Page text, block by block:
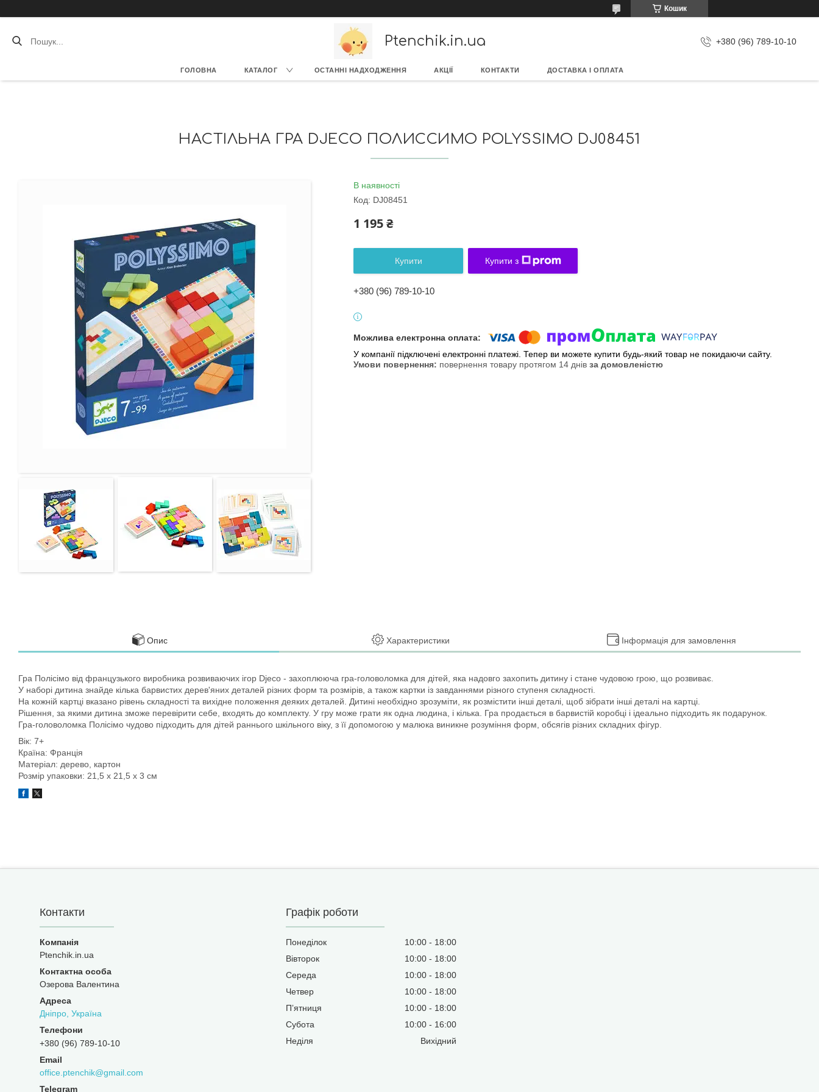
Кошик
Ptenchik.in.ua +380 (96) 789-10-10
ГОЛОВНА КАТАЛОГ ОСТАННІ НАДХОДЖЕННЯ АКЦІЇ КОНТАКТИ ДОСТАВКА І ОПЛАТА
НАСТІЛЬНА ГРА DJECO ПОЛИССИМО POLYSSIMO DJ08451
В наявності
Код: DJ08451
1 195 ₴
Купити Купити з
+380 (96) 789-10-10
У компанії підключені електронні платежі. Тепер ви можете купити будь-який товар не покидаючи сайту.
повернення товару протягом 14 днів за домовленістю
Опис Характеристики Інформація для замовлення
Гра Полісімо від французького виробника розвиваючих ігор Djeco - захоплююча гра-головоломка для дітей, яка надовго захопить дитину і стане чудовою грою, що розвиває.
У наборі дитина знайде кілька барвистих дерев'яних деталей різних форм та розмірів, а також картки із завданнями різного ступеня складності.
На кожній картці вказано рівень складності та вихідне положення деяких деталей. Дитині необхідно зрозуміти, як розмістити інші деталі, щоб зібрати інші деталі на картці.
Рішення, за якими дитина зможе перевірити себе, входять до комплекту. У гру може грати як одна людина, і кілька. Гра продається в барвистій коробці і ідеально підходить як подарунок.
Гра-головоломка Полісімо чудово підходить для дітей раннього шкільного віку, з її допомогою у малюка виникне розуміння форм, обсягів різних складних фігур.
Вік: 7+
Країна: Франція
Матеріал: дерево, картон
Розмір упаковки: 21,5 х 21,5 х 3 см
Контакти
Ptenchik.in.ua
Озерова Валентина
Дніпро, Україна
+380 (96) 789-10-10
office.ptenchik@gmail.com
Графік роботи
Понеділок 10:00
18:00
Вівторок
10:00
18:00
Середа
10:00
18:00
Четвер
10:00
18:00
Пʼятниця
10:00
18:00
Субота
10:00
16:00
Неділя
Вихідний